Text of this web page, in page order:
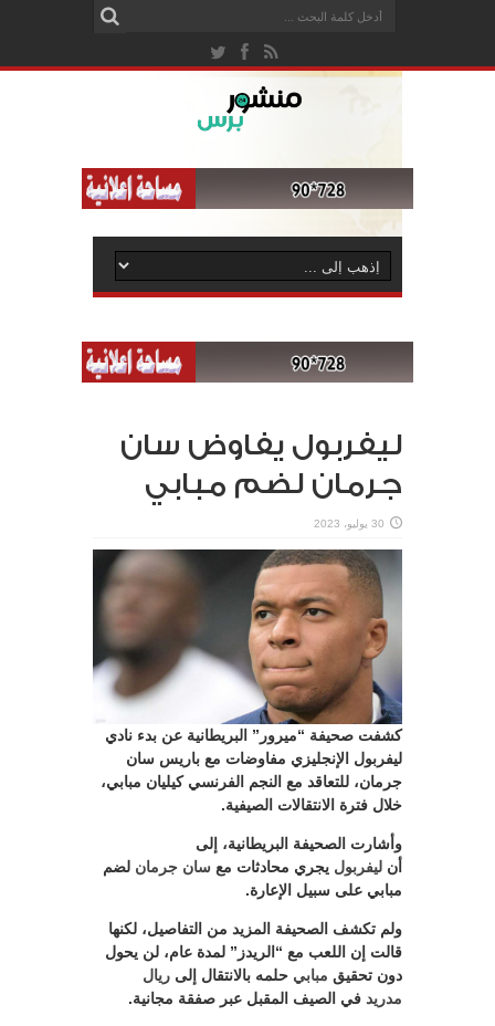
ليفربول يفاوض سان
جرمان لضم مبابي
30 يوليو، 2023
كشفت صحيفة “ميرور” البريطانية عن بدء نادي
ليفربول الإنجليزي مفاوضات مع باريس سان
جرمان، للتعاقد مع النجم الفرنسي كيليان مبابي،
خلال فترة الانتقالات الصيفية.
وأشارت الصحيفة البريطانية، إلى
أن ليفربول يجري محادثات مع سان جرمان لضم
مبابي على سبيل الإعارة.
ولم تكشف الصحيفة المزيد من التفاصيل، لكنها
قالت إن اللعب مع “الريدز” لمدة عام، لن يحول
دون تحقيق مبابي حلمه بالانتقال إلى ريال
مدريد في الصيف المقبل عبر صفقة مجانية.